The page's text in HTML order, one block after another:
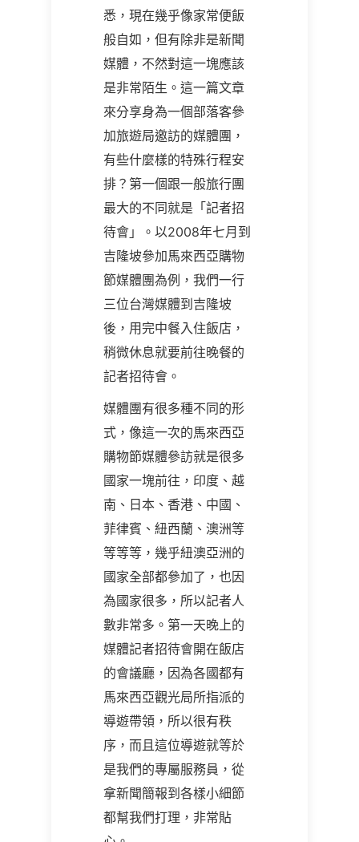
悉，現在幾乎像家常便飯
般自如，但有除非是新聞
媒體，不然對這一塊應該
是非常陌生。這一篇文章
來分享身為一個部落客參
加旅遊局邀訪的媒體團，
有些什麼樣的特殊行程安
排？第一個跟一般旅行團
最大的不同就是「記者招
待會」。以2008年七月到
吉隆坡參加馬來西亞購物
節媒體團為例，我們一行
三位台灣媒體到吉隆坡
後，用完中餐入住飯店，
稍微休息就要前往晚餐的
記者招待會。
媒體團有很多種不同的形
式，像這一次的馬來西亞
購物節媒體參訪就是很多
國家一塊前往，印度、越
南、日本、香港、中國、
菲律賓、紐西蘭、澳洲等
等等等，幾乎紐澳亞洲的
國家全部都參加了，也因
為國家很多，所以記者人
數非常多。第一天晚上的
媒體記者招待會開在飯店
的會議廳，因為各國都有
馬來西亞觀光局所指派的
導遊帶領，所以很有秩
序，而且這位導遊就等於
是我們的專屬服務員，從
拿新聞簡報到各樣小細節
都幫我們打理，非常貼